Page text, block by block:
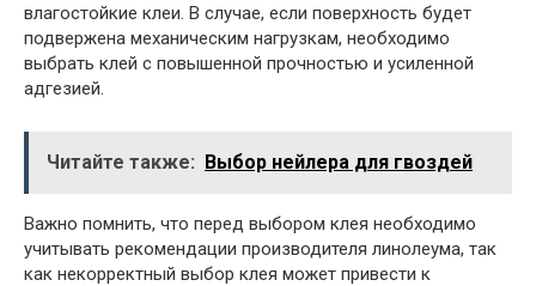
влагостойкие клеи. В случае, если поверхность будет
подвержена механическим нагрузкам, необходимо
выбрать клей с повышенной прочностью и усиленной
адгезией.
Читайте также: Выбор нейлера для гвоздей
Важно помнить, что перед выбором клея необходимо
учитывать рекомендации производителя линолеума, так
как некорректный выбор клея может привести к